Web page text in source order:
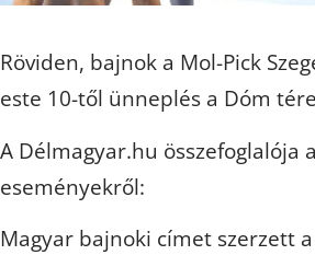
Röviden, bajnok a Mol-Pick
este 10-től ünneplés a Dóm
A Délmagyar.hu összefoglalója
eseményekről:
Magyar bajnoki címet szerzett a